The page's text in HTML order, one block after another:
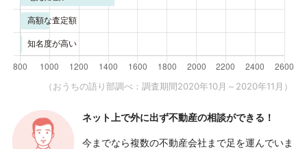
（おうちの語り部調べ：調査期間2020年10月～2020年11月）
ネット上で外に出ず不動産の相談ができる！
今までなら複数の不動産会社まで足を運んでいま